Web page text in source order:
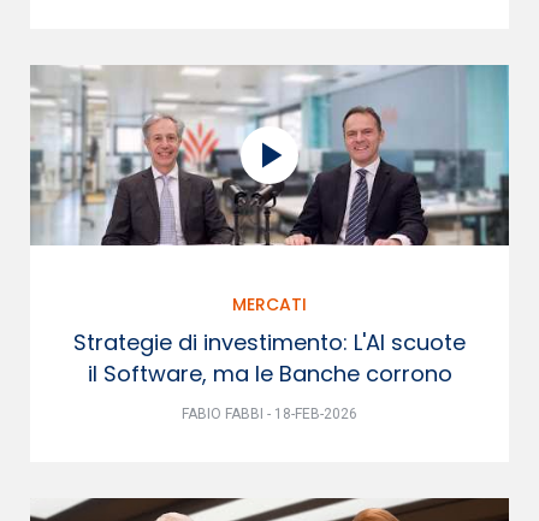
MERCATI
Strategie di investimento: L'AI scuote
il Software, ma le Banche corrono
FABIO FABBI - 18-FEB-2026